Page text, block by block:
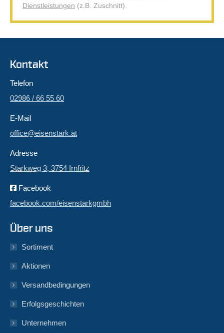
Dienstleistungen (z.B. Zuschnitt).
Kontakt
Telefon
02986 / 66 55 60
E-Mail
office@eisenstark.at
Adresse
Starkweg 3, 3754 Irnfritz
Facebook
facebook.com/eisenstarkgmbh
Über uns
Sortiment
Aktionen
Versandbedingungen
Erfolgsgeschichten
Unternehmen